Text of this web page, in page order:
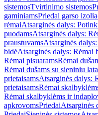
sistemosTvirtinimo sistemos
gaminiamsPriedai garso
rėmaiAtsarginės dalys:
puodamsAtsarginės dalys:
praustuvamsAtsarginės
bidėAtsarginės dalys: Rėmai
Rėmai pisuaramsRėmai
Rėmai dušams su sieniniu
prietaisamsAtsarginės dalys:
prietaisamsRėmai
Rėmai skalbyklėms ir
apkrovomsPriedaiAtsarginės